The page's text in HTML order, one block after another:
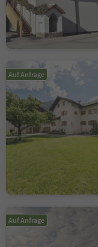
Auf Anfrage
Auf Anfrage